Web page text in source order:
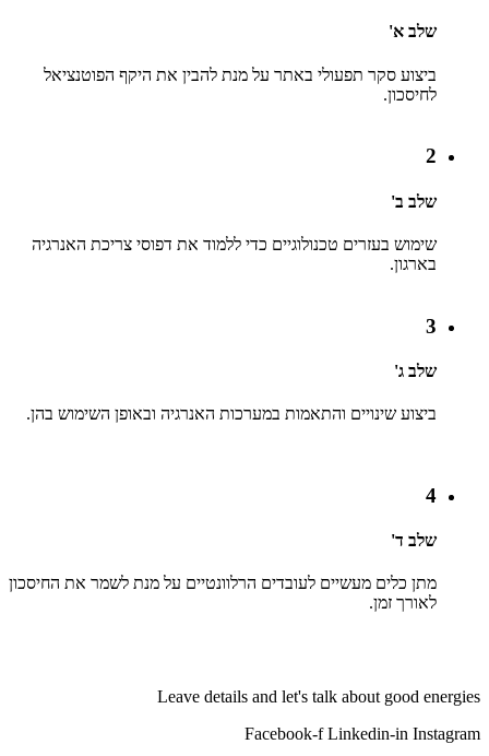
שלב א'
ביצוע סקר תפעולי באתר על מנת להבין את היקף הפוטנציאל
לחיסכון.
2
שלב ב'
שימוש בעזרים טכנולוגיים כדי ללמוד את דפוסי צריכת האנרגיה
בארגון.
3
שלב ג'
ביצוע שינויים והתאמות במערכות האנרגיה ובאופן השימוש בהן.
4
שלב ד'
מתן כלים מעשיים לעובדים הרלוונטיים על מנת לשמר את החיסכון
לאורך זמן.
Leave details and let's talk about good energies
Facebook-f Linkedin-in Instagram